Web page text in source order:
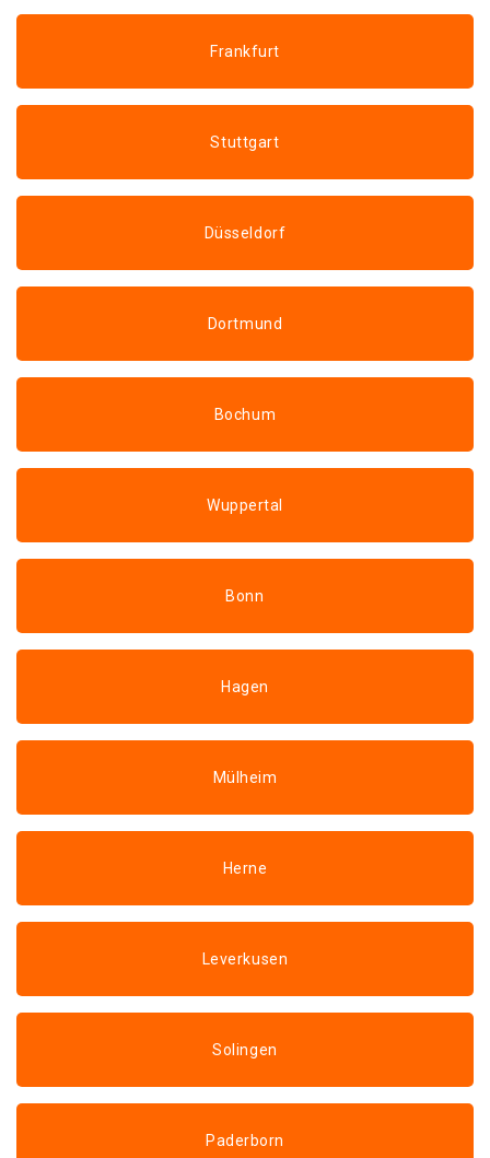
Frankfurt
Stuttgart
Düsseldorf
Dortmund
Bochum
Wuppertal
Bonn
Hagen
Mülheim
Herne
Leverkusen
Solingen
Paderborn